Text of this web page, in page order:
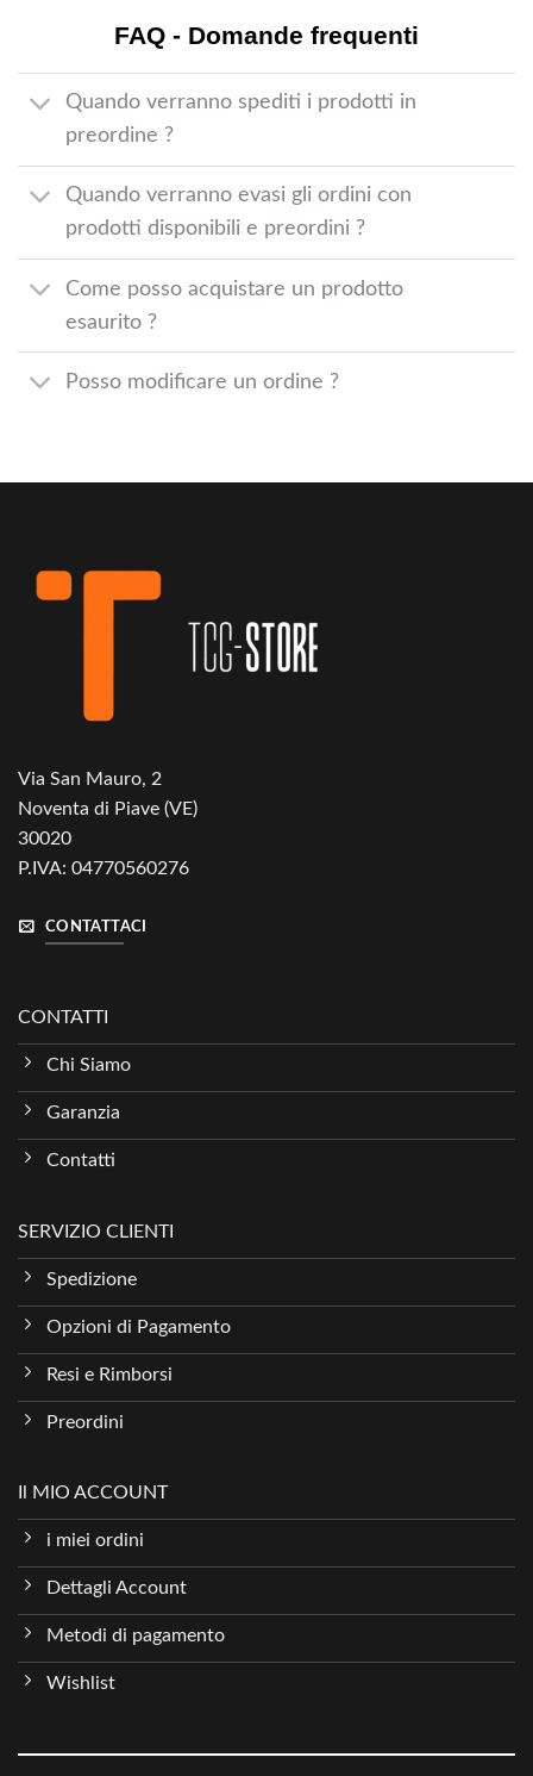
FAQ - Domande frequenti
Quando verranno spediti i prodotti in
preordine ?
Quando verranno evasi gli ordini con
prodotti disponibili e preordini ?
Come posso acquistare un prodotto
esaurito ?
Posso modificare un ordine ?
Via San Mauro, 2
Noventa di Piave (VE)
30020
P.IVA: 04770560276
CONTATTACI
CONTATTI
Chi Siamo
Garanzia
Contatti
SERVIZIO CLIENTI
Spedizione
Opzioni di Pagamento
Resi e Rimborsi
Preordini
Il MIO ACCOUNT
i miei ordini
Dettagli Account
Metodi di pagamento
Wishlist